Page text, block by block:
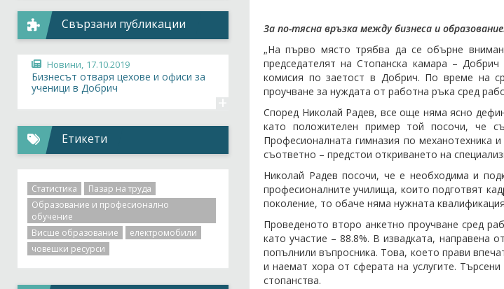
За по-тясна връзка между бизнеса и
„На първо място трябва да се обърне
председателят на Стопанска камара –
комисия по заетост в Добрич. По време на
проучване за нуждата от работна ръка сред
Според Николай Радев, все още няма ясно
като положителен пример той посочи, че
Професионалната гимназия по механотехника
съответно – предстои откриването на
Николай Радев посочи, че е необходима и
професионалните училища, които подготвят
поколение, то обаче няма нужната
Проведеното второ анкетно проучване сред
като участие – 88.8%. В извадката, направена
попълнили въпросника. Това, което прави
и наемат хора от сферата на услугите.
стопанства.
Свързани публикации
Новини, 17.10.2019
Бизнесът отваря цехове и офиси за
ученици в Добрич
+
Етикети
Статистика
Пазар на труда
Образование и професионално
обучение
Висше образование
електромобили
човешки ресурси